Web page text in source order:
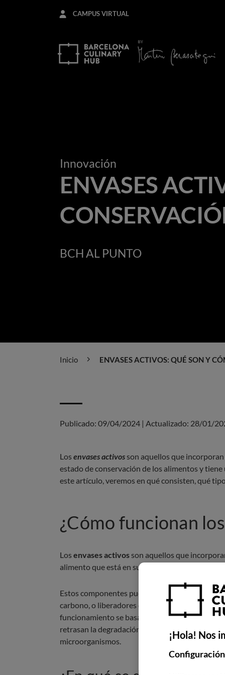
CAMPUS VIRTUAL
Innovación
ENVASES
BCH AL PUNTO
Inicio ENVASES ACTIVOS: QUÉ SON Y
Publicado: 09/04/2024 | Actualizado: 28/01/
Los envases activos son aquellos que
estado de conservación de los alimentos y
este artículo, veremos en qué consisten, qué
¿Cómo funcionan
Los envases activos son aquellos que
alimento que está en su interior. Se trata de
Estos componentes pueden ser de dos tipos;
carbono, o liberadores de sustancias, como
funcionamiento se basa en procesos químicos
retrasan la degradación de los alimentos y los
microorganismos.
¡Hola! Nos